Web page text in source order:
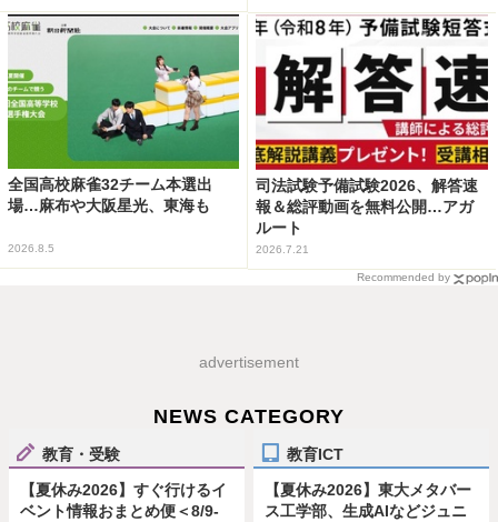
全国高校麻雀32チーム本選出
場…麻布や大阪星光、東海も
2026.8.5
司法試験予備試験2026、解答速
報＆総評動画を無料公開…アガ
ルート
2026.7.21
Recommended by
advertisement
NEWS CATEGORY
教育・受験
【夏休み2026】すぐ行けるイ
ベント情報おまとめ便＜8/9-
教育ICT
【夏休み2026】東大メタバー
ス工学部、生成AIなどジュニ